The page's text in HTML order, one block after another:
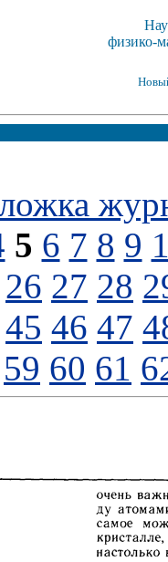
физико-
5 6 7 8 9
26 27 28
45 46 47
59 60 61